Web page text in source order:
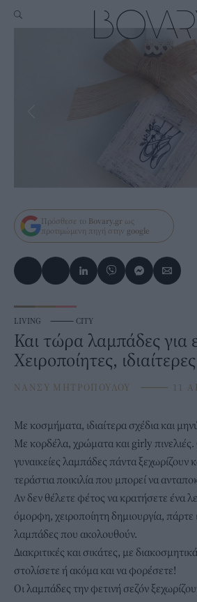
Πρόσθεσε το Bovary.gr ως
προτιμώμενη πηγή στην google
LIVING ⸻ CITY
Και τώρα λαμπάδες για
Χειροποίητες, ιδιαίτερες
ΝΑΝΣΥ ΜΗΤΡΟΠΟΥΛΟΥ ⸻ 11
Με κοσμήματα, ιδιαίτερα σχέδια και
Με κορδέλα, χρώματα και girly πινελιές.
γυναικείες λαμπάδες πάντα ξεχωρίζουν
τεράστια ποικιλία που μπορεί να
Αν δεν θέλετε φέτος να κρατήσετε ένα
όμορφη, χειροποίητη δημιουργία, πάρτε
λαμπάδες που ακολουθούν.
Διακριτικές και σικάτες, με
στολίσετε ή ακόμα και να φορέσετε!
Οι λαμπάδες την φετινή σεζόν